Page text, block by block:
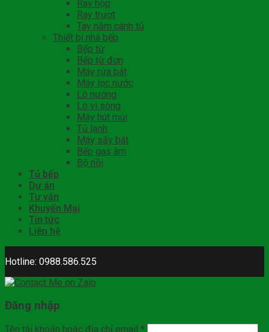
Ray hộp
Ray trượt
Tay nắm cánh tủ
Thiết bị nhà bếp
Bếp từ
Bếp từ đơn
Máy rửa bát
Máy lọc nước
Lò nướng
Lò vi sóng
Máy hút mùi
Tủ lạnh
Máy sấy bát
Bếp gas âm
Bộ nồi
Tủ bếp
Dự án
Tư vấn
Khuyến Mại
Tin tức
Liên hệ
Hotline: 0988.586.525
Đăng nhập
Tên tài khoản hoặc địa chỉ email *